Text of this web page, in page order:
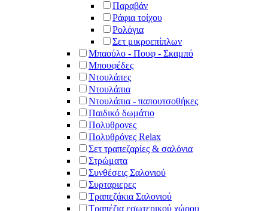
Παραβάν
Ράφια τοίχου
Ρολόγια
Σετ μικροεπίπλων
Μπαούλο - Πουφ - Σκαμπό
Μπουφέδες
Ντουλάπες
Ντουλάπια
Ντουλάπια - παπουτσοθήκες
Παιδικό δωμάτιο
Πολυθρονες
Πολυθρόνες Relax
Σετ τραπεζαρίες & σαλόνια
Στρώματα
Συνθέσεις Σαλονιού
Συρταριερες
Τραπεζάκια Σαλονιού
Τραπέζια εσωτερικού χώρου